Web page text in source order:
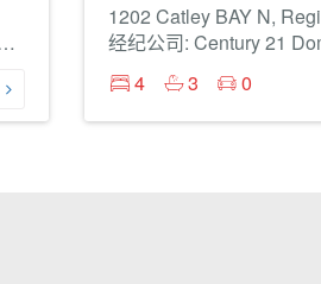
Diversified Realty
1202 Catley BAY N,
经纪公司: Century 21
4
3 0